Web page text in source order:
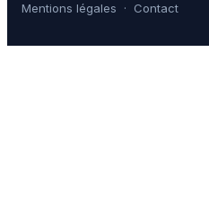
Mentions légales · Contact